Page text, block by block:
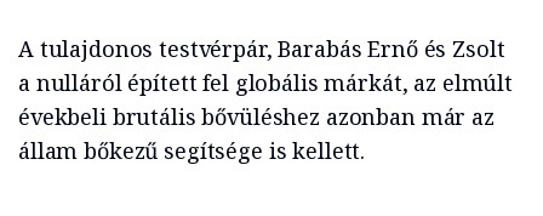
A tulajdonos testvérpár, Barabás Ernő és Zsolt
a nulláról épített fel globális márkát, az elmúlt
évekbeli brutális bővüléshez azonban már az
állam bőkezű segítsége is kellett.